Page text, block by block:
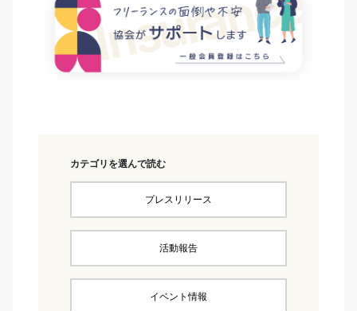
カテゴリを選んで読む
プレスリリース
活動報告
イベント情報